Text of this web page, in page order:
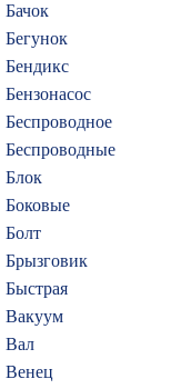
Бачок
Бегунок
Бендикс
Бензонасос
Беспроводное
Беспроводные
Блок
Боковые
Болт
Брызговик
Быстрая
Вакуум
Вал
Венец